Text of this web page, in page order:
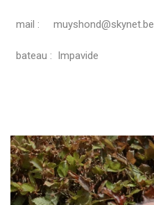
mail : muyshond@skynet.be
bateau : Impavide